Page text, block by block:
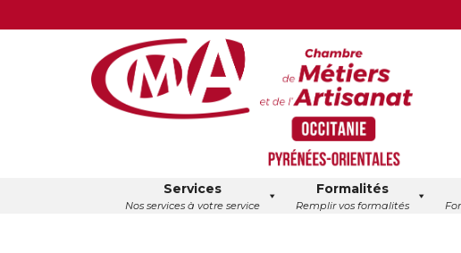
Services
Nos services à votre service
Formalités
Remplir vos formalités